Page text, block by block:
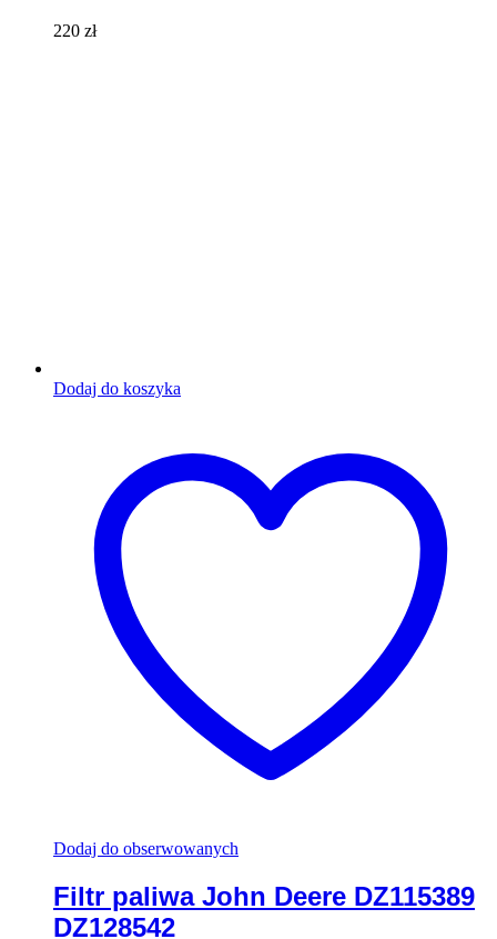
220 zł
Dodaj do koszyka
Dodaj do obserwowanych
Filtr paliwa John Deere DZ115389
DZ128542